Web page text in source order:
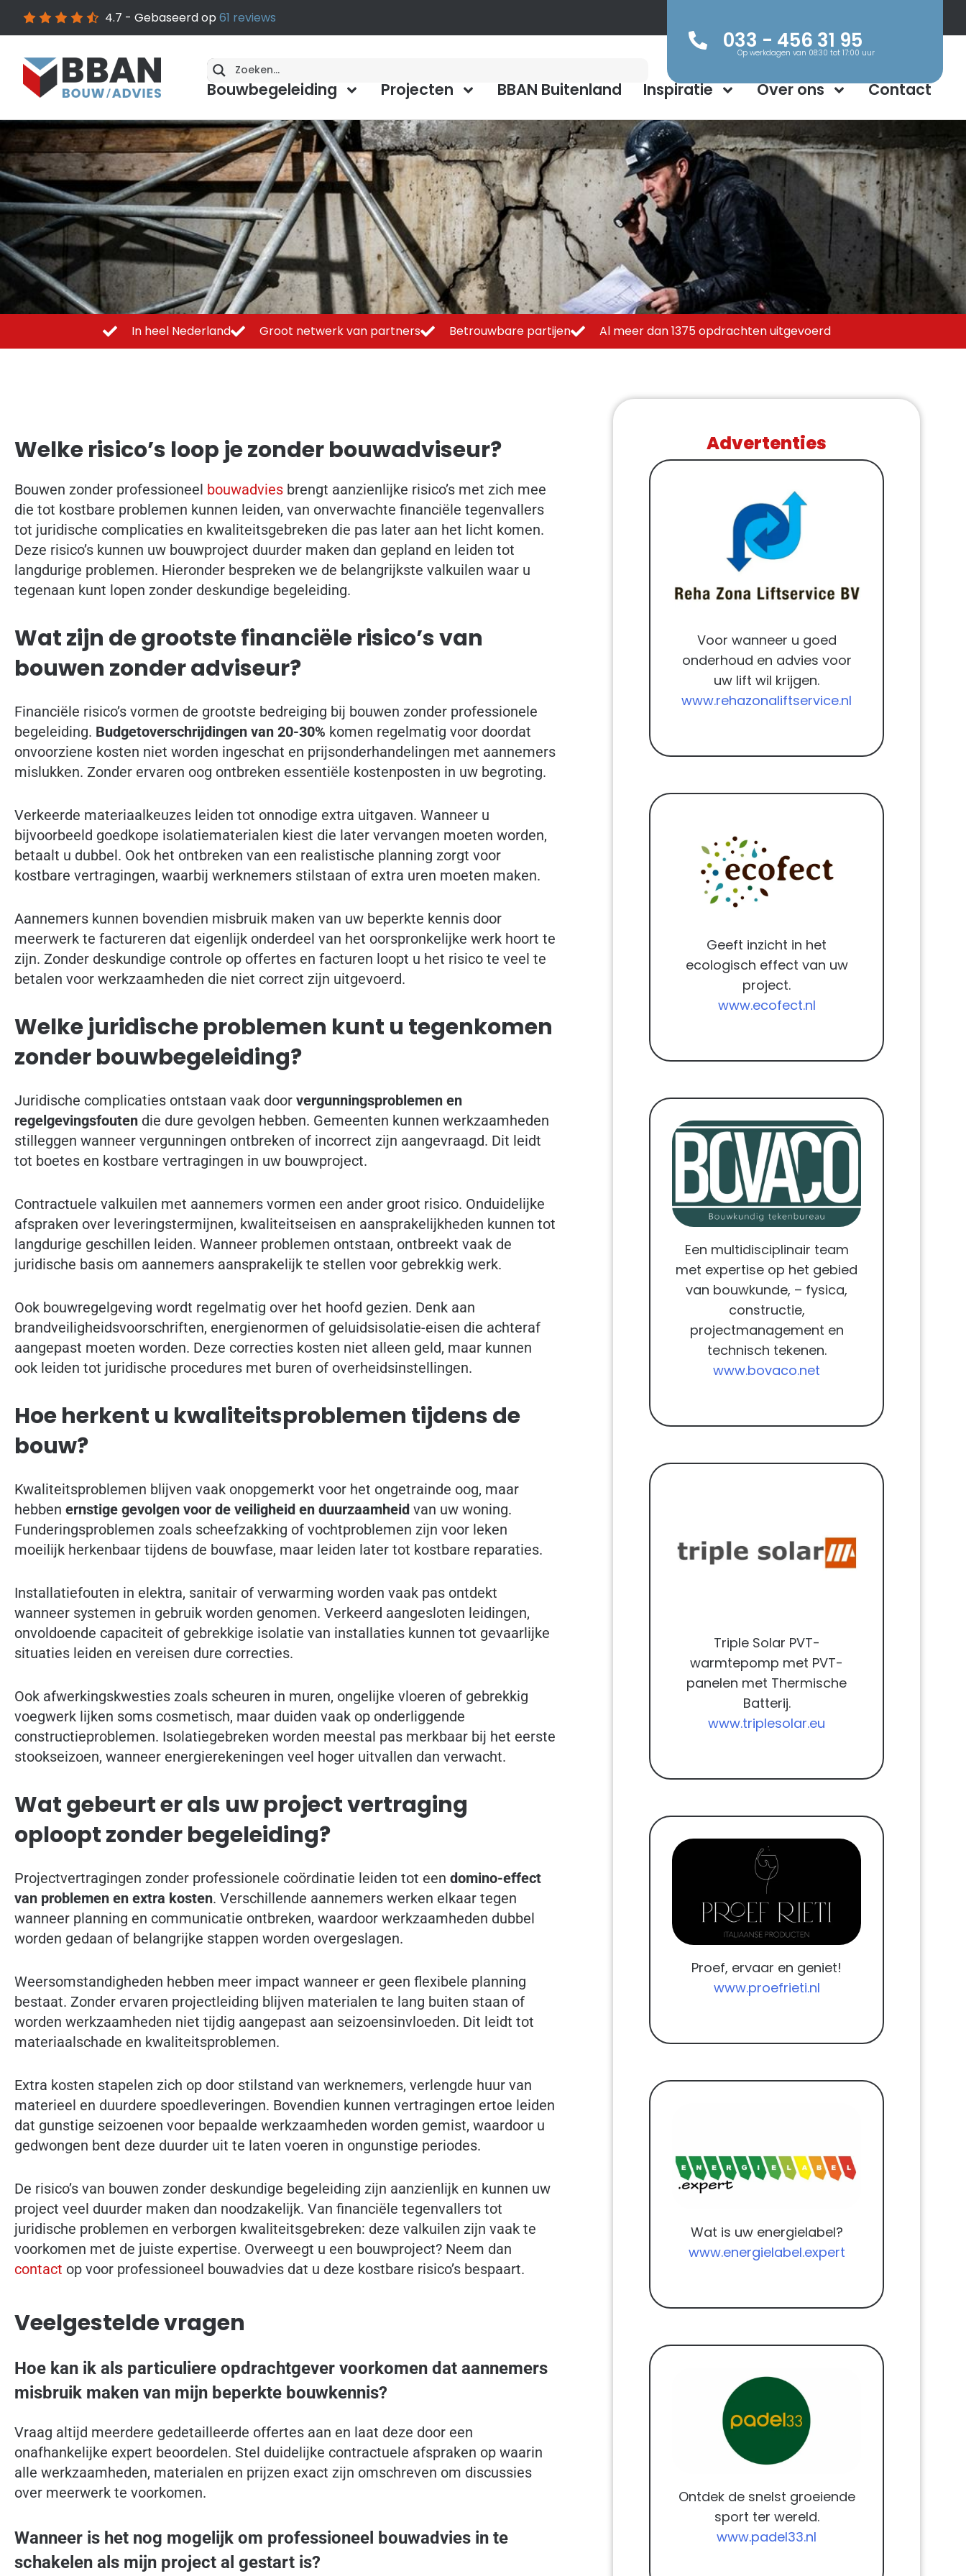
4.7 - Gebaseerd op 61 reviews
033 - 456 31 95
Op werkdagen van 08:30 tot 17:00 uur
Bouwbegeleiding Projecten BBAN Buitenland Inspiratie Over ons Contact
In heel Nederland Groot netwerk van partners Betrouwbare partijen Al meer dan 1375 opdrachten uitgevoerd
Welke risico’s loop je zonder bouwadviseur?
Bouwen zonder professioneel bouwadvies brengt aanzienlijke risico’s met zich mee
die tot kostbare problemen kunnen leiden, van onverwachte financiële tegenvallers
tot juridische complicaties en kwaliteitsgebreken die pas later aan het licht komen.
Deze risico’s kunnen uw bouwproject duurder maken dan gepland en leiden tot
langdurige problemen. Hieronder bespreken we de belangrijkste valkuilen waar u
tegenaan kunt lopen zonder deskundige begeleiding.
Wat zijn de grootste financiële risico’s van
bouwen zonder adviseur?
Financiële risico’s vormen de grootste bedreiging bij bouwen zonder professionele
begeleiding. Budgetoverschrijdingen van 20-30% komen regelmatig voor doordat
onvoorziene kosten niet worden ingeschat en prijsonderhandelingen met aannemers
mislukken. Zonder ervaren oog ontbreken essentiële kostenposten in uw begroting.
Verkeerde materiaalkeuzes leiden tot onnodige extra uitgaven. Wanneer u
bijvoorbeeld goedkope isolatiematerialen kiest die later vervangen moeten worden,
betaalt u dubbel. Ook het ontbreken van een realistische planning zorgt voor
kostbare vertragingen, waarbij werknemers stilstaan of extra uren moeten maken.
Aannemers kunnen bovendien misbruik maken van uw beperkte kennis door
meerwerk te factureren dat eigenlijk onderdeel van het oorspronkelijke werk hoort te
zijn. Zonder deskundige controle op offertes en facturen loopt u het risico te veel te
betalen voor werkzaamheden die niet correct zijn uitgevoerd.
Welke juridische problemen kunt u tegenkomen
zonder bouwbegeleiding?
Juridische complicaties ontstaan vaak door vergunningsproblemen en
regelgevingsfouten die dure gevolgen hebben. Gemeenten kunnen werkzaamheden
stilleggen wanneer vergunningen ontbreken of incorrect zijn aangevraagd. Dit leidt
tot boetes en kostbare vertragingen in uw bouwproject.
Contractuele valkuilen met aannemers vormen een ander groot risico. Onduidelijke
afspraken over leveringstermijnen, kwaliteitseisen en aansprakelijkheden kunnen tot
langdurige geschillen leiden. Wanneer problemen ontstaan, ontbreekt vaak de
juridische basis om aannemers aansprakelijk te stellen voor gebrekkig werk.
Ook bouwregelgeving wordt regelmatig over het hoofd gezien. Denk aan
brandveiligheidsvoorschriften, energienormen of geluidsisolatie-eisen die achteraf
aangepast moeten worden. Deze correcties kosten niet alleen geld, maar kunnen
ook leiden tot juridische procedures met buren of overheidsinstellingen.
Hoe herkent u kwaliteitsproblemen tijdens de
bouw?
Kwaliteitsproblemen blijven vaak onopgemerkt voor het ongetrainde oog, maar
hebben ernstige gevolgen voor de veiligheid en duurzaamheid van uw woning.
Funderingsproblemen zoals scheefzakking of vochtproblemen zijn voor leken
moeilijk herkenbaar tijdens de bouwfase, maar leiden later tot kostbare reparaties.
Installatiefouten in elektra, sanitair of verwarming worden vaak pas ontdekt
wanneer systemen in gebruik worden genomen. Verkeerd aangesloten leidingen,
onvoldoende capaciteit of gebrekkige isolatie van installaties kunnen tot gevaarlijke
situaties leiden en vereisen dure correcties.
Ook afwerkingskwesties zoals scheuren in muren, ongelijke vloeren of gebrekkig
voegwerk lijken soms cosmetisch, maar duiden vaak op onderliggende
constructieproblemen. Isolatiegebreken worden meestal pas merkbaar bij het eerste
stookseizoen, wanneer energierekeningen veel hoger uitvallen dan verwacht.
Wat gebeurt er als uw project vertraging
oploopt zonder begeleiding?
Projectvertragingen zonder professionele coördinatie leiden tot een domino-effect
van problemen en extra kosten. Verschillende aannemers werken elkaar tegen
wanneer planning en communicatie ontbreken, waardoor werkzaamheden dubbel
worden gedaan of belangrijke stappen worden overgeslagen.
Weersomstandigheden hebben meer impact wanneer er geen flexibele planning
bestaat. Zonder ervaren projectleiding blijven materialen te lang buiten staan of
worden werkzaamheden niet tijdig aangepast aan seizoensinvloeden. Dit leidt tot
materiaalschade en kwaliteitsproblemen.
Extra kosten stapelen zich op door stilstand van werknemers, verlengde huur van
materieel en duurdere spoedleveringen. Bovendien kunnen vertragingen ertoe leiden
dat gunstige seizoenen voor bepaalde werkzaamheden worden gemist, waardoor u
gedwongen bent deze duurder uit te laten voeren in ongunstige periodes.
De risico’s van bouwen zonder deskundige begeleiding zijn aanzienlijk en kunnen uw
project veel duurder maken dan noodzakelijk. Van financiële tegenvallers tot
juridische problemen en verborgen kwaliteitsgebreken: deze valkuilen zijn vaak te
voorkomen met de juiste expertise. Overweegt u een bouwproject? Neem dan
contact op voor professioneel bouwadvies dat u deze kostbare risico’s bespaart.
Veelgestelde vragen
Hoe kan ik als particuliere opdrachtgever voorkomen dat aannemers
misbruik maken van mijn beperkte bouwkennis?
Vraag altijd meerdere gedetailleerde offertes aan en laat deze door een
onafhankelijke expert beoordelen. Stel duidelijke contractuele afspraken op waarin
alle werkzaamheden, materialen en prijzen exact zijn omschreven om discussies
over meerwerk te voorkomen.
Wanneer is het nog mogelijk om professioneel bouwadvies in te
schakelen als mijn project al gestart is?
Advertenties
Voor wanneer u goed
onderhoud en advies voor
uw lift wil krijgen.
www.rehazonaliftservice.nl
Geeft inzicht in het
ecologisch effect van uw
project.
www.ecofect.nl
Een multidisciplinair team
met expertise op het gebied
van bouwkunde, – fysica,
constructie,
projectmanagement en
technisch tekenen.
www.bovaco.net
Triple Solar PVT-
warmtepomp met PVT-
panelen met Thermische
Batterij.
www.triplesolar.eu
Proef, ervaar en geniet!
www.proefrieti.nl
Wat is uw energielabel?
www.energielabel.expert
Ontdek de snelst groeiende
sport ter wereld.
www.padel33.nl